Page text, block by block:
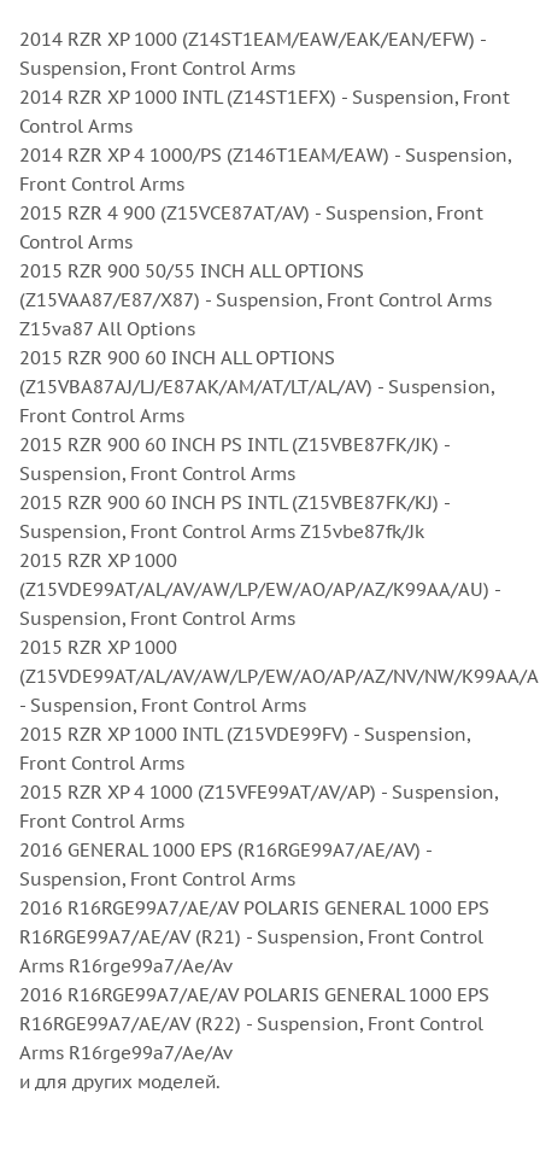
2014 RZR XP 1000 (Z14ST1EAM/EAW/EAK/EAN/EFW) -
Suspension, Front Control Arms
2014 RZR XP 1000 INTL (Z14ST1EFX) - Suspension, Front
Control Arms
2014 RZR XP 4 1000/PS (Z146T1EAM/EAW) - Suspension,
Front Control Arms
2015 RZR 4 900 (Z15VCE87AT/AV) - Suspension, Front
Control Arms
2015 RZR 900 50/55 INCH ALL OPTIONS
(Z15VAA87/E87/X87) - Suspension, Front Control Arms
Z15va87 All Options
2015 RZR 900 60 INCH ALL OPTIONS
(Z15VBA87AJ/LJ/E87AK/AM/AT/LT/AL/AV) - Suspension,
Front Control Arms
2015 RZR 900 60 INCH PS INTL (Z15VBE87FK/JK) -
Suspension, Front Control Arms
2015 RZR 900 60 INCH PS INTL (Z15VBE87FK/KJ) -
Suspension, Front Control Arms Z15vbe87fk/Jk
2015 RZR XP 1000
(Z15VDE99AT/AL/AV/AW/LP/EW/AO/AP/AZ/K99AA/AU) -
Suspension, Front Control Arms
2015 RZR XP 1000
(Z15VDE99AT/AL/AV/AW/LP/EW/AO/AP/AZ/NV/NW/K99AA/
- Suspension, Front Control Arms
2015 RZR XP 1000 INTL (Z15VDE99FV) - Suspension,
Front Control Arms
2015 RZR XP 4 1000 (Z15VFE99AT/AV/AP) - Suspension,
Front Control Arms
2016 GENERAL 1000 EPS (R16RGE99A7/AE/AV) -
Suspension, Front Control Arms
2016 R16RGE99A7/AE/AV POLARIS GENERAL 1000 EPS
R16RGE99A7/AE/AV (R21) - Suspension, Front Control
Arms R16rge99a7/Ae/Av
2016 R16RGE99A7/AE/AV POLARIS GENERAL 1000 EPS
R16RGE99A7/AE/AV (R22) - Suspension, Front Control
Arms R16rge99a7/Ae/Av
и для других моделей.